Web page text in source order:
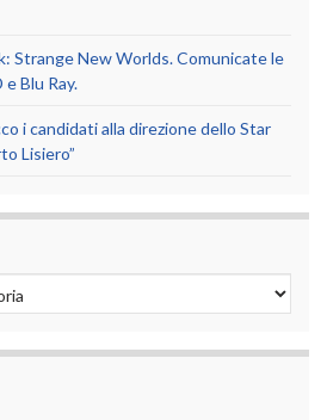
Strange New Worlds. Comunicate le
Blu Ray.
i candidati alla direzione dello Star
Lisiero”